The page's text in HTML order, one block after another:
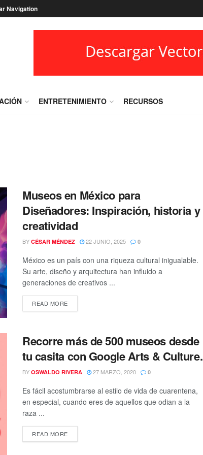
Navigation
ENTRETENIMIENTO RECURSOS
Museos en México para
Diseñadores: Inspiración, historia y
creatividad
BY CÉSAR MÉNDEZ 22 JUNIO, 2025 0
México es un país con una riqueza cultural inigualable.
Su arte, diseño y arquitectura han influido a
generaciones de creativos ...
READ MORE
Recorre más de 500 museos desde
tu casita con Google Arts & Culture.
BY OSWALDO RIVERA 27 MARZO, 2020 0
Es fácil acostumbrarse al estilo de vida de cuarentena,
en especial, cuando eres de aquellos que odian a la
raza ...
READ MORE